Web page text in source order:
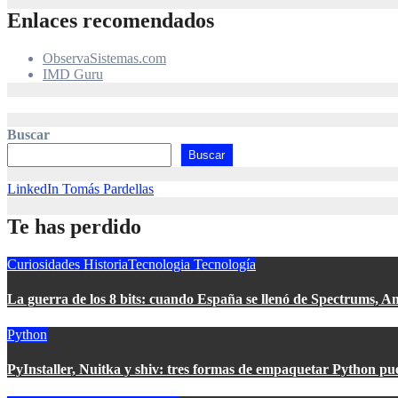
Enlaces recomendados
ObservaSistemas.com
IMD Guru
Buscar
Buscar
LinkedIn Tomás Pardellas
Te has perdido
Curiosidades HistoriaTecnologia Tecnología
La guerra de los 8 bits: cuando España se llenó de Spectrums,
Python
PyInstaller, Nuitka y shiv: tres formas de empaquetar Python